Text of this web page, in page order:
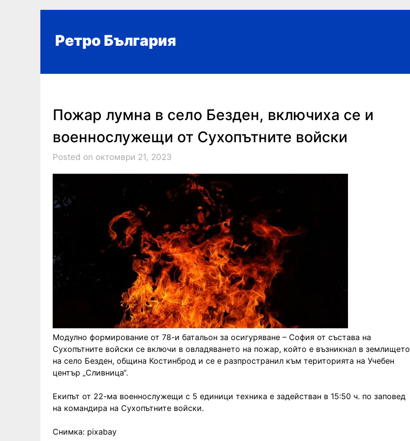
Ретро България
Пожар лумна в село Безден, включиха се и
военнослужещи от Сухопътните войски
Posted on октомври 21, 2023
Модулно формирование от 78-и батальон за осигуряване – София от състава на
Сухопътните войски се включи в овладяването на пожар, който е възникнал в землището
на село Безден, община Костинброд и се е разпространил към територията на Учебен
център „Сливница“.
Екипът от 22-ма военнослужещи с 5 единици техника е задействан в 15:50 ч. по заповед
на командира на Сухопътните войски.
Снимка: pixabay